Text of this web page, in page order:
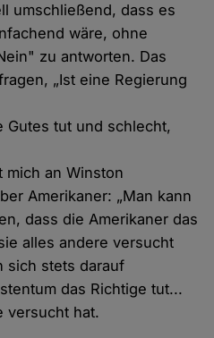
umschließend, dass es
wäre, ohne
zu antworten. Das
„Ist eine Regierung
Gutes tut und schlecht,
mich an Winston
Amerikaner: „Man kann
dass die Amerikaner das
alles andere versucht
sich stets darauf
das Richtige tut...
versucht hat.